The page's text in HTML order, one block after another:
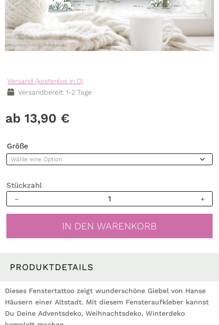
Versand (kostenlos in D)
Versandbereit: 1-2 Tage
13,90 €
Größe
Stückzahl
Fensterbild
Häuserreihe
Menge
IN DEN WARENKORB
PRODUKTDETAILS
Dieses Fenstertattoo zeigt wunderschöne Giebel von Hanse
Häusern einer Altstadt. Mit diesem Fensteraufkleber kannst
Du Deine Adventsdeko, Weihnachtsdeko, Winterdeko